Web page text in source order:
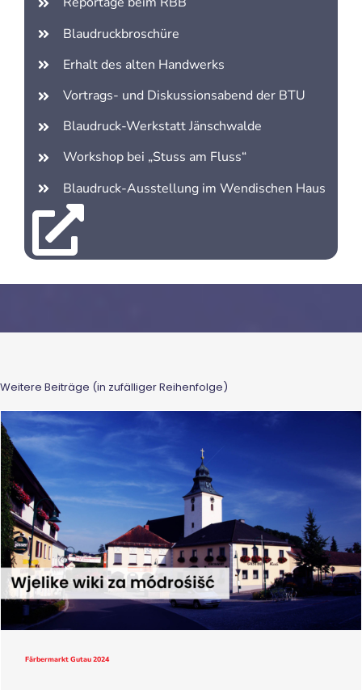
Blaudruckbroschüre
Erhalt des alten Handwerks
Vortrags- und Diskussionsabend der BTU
Blaudruck-Werkstatt Jänschwalde
Workshop bei „Stuss am Fluss“
Blaudruck-Ausstellung im Wendischen Haus
Weitere Beiträge (in zufälliger Reihenfolge)
Färbermarkt Gutau 2024